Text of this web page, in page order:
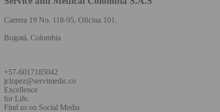
Carrera 19 No. 118-95, Oficina 101.
Bogotá, Colombia
+57-6017185042
jclopez@servimedic.co
Excellence
for Life.
Find us on Social Media